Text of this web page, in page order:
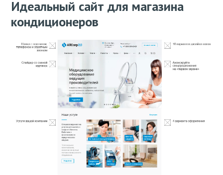
Идеальный сайт для магазина
кондиционеров